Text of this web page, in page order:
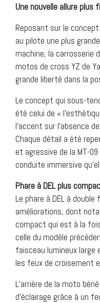
Une nouvelle allure
Reposant sur le
au pilote une plus
machine, la carrosserie
motos de cross YZ de
grande liberté dans la
Le concept qui sous-
été celui de «
l’accent sur l’absence
Chaque détail a été
et agressive de la MT-
conduite immersive
Phare à DEL plus
Le phare à DEL à
améliorations, dont
compact qui est à la
celle du modèle
faisceau lumineux
les feux de croisement
L’arrière de la moto
d’éclairage grâce à un